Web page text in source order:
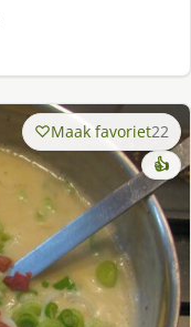
Maak favoriet22
👍